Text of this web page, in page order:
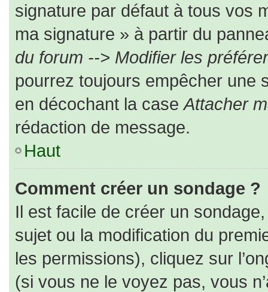
signature par défaut à tous vos
ma signature » à partir du
du forum --> Modifier les
pourrez toujours empêcher une
en décochant la caseAttacher
rédaction de message.
Haut
Comment créer un sondage ?
Il est facile de créer un
sujet ou la modification du
les permissions), cliquez sur
(si vous ne le voyez pas, vous